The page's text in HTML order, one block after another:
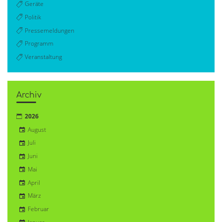
Geräte
Politik
Pressemeldungen
Programm
Veranstaltung
Archiv
2026
August
Juli
Juni
Mai
April
März
Februar